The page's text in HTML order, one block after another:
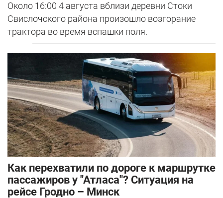
Около 16:00 4 августа вблизи деревни Стоки
Свислочского района произошло возгорание
трактора во время вспашки поля.
Как перехватили по дороге к маршрутке
пассажиров у "Атласа"? Ситуация на
рейсе Гродно – Минск